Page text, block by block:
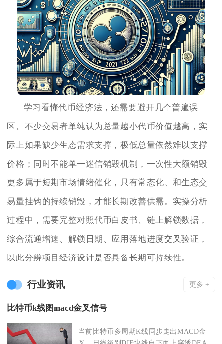
学习看懂代币经济法，还需要避开几个普遍误
区。不少交易者单纯认为总量越小代币价值越高，实
际上如果缺少生态需求支撑，极低总量依然难以支撑
价格；同时不能单一迷信销毁机制，一次性大额销毁
更多属于短期市场情绪催化，只有常态化、和生态交
易量挂钩的持续销毁，才能长期改善供需。实操分析
过程中，需要完整对照代币白皮书、链上解锁数据，
综合流通增速、解锁日期、应用落地进度交叉验证，
以此分辨项目经济设计是否具备长期可持续性。
行业资讯 更多 +
比特币k线图macd金叉信号
当前比特币多周期K线同步走出MACD金
叉，日线级别DIF快线自下而上穿透DEA慢